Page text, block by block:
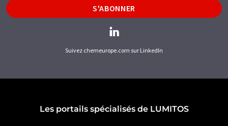
S'ABONNER
Suivez chemeurope.com sur LinkedIn
Les portails spécialisés de LUMITOS